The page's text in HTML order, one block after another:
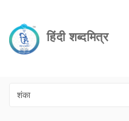
हिंदी शब्दमित्र